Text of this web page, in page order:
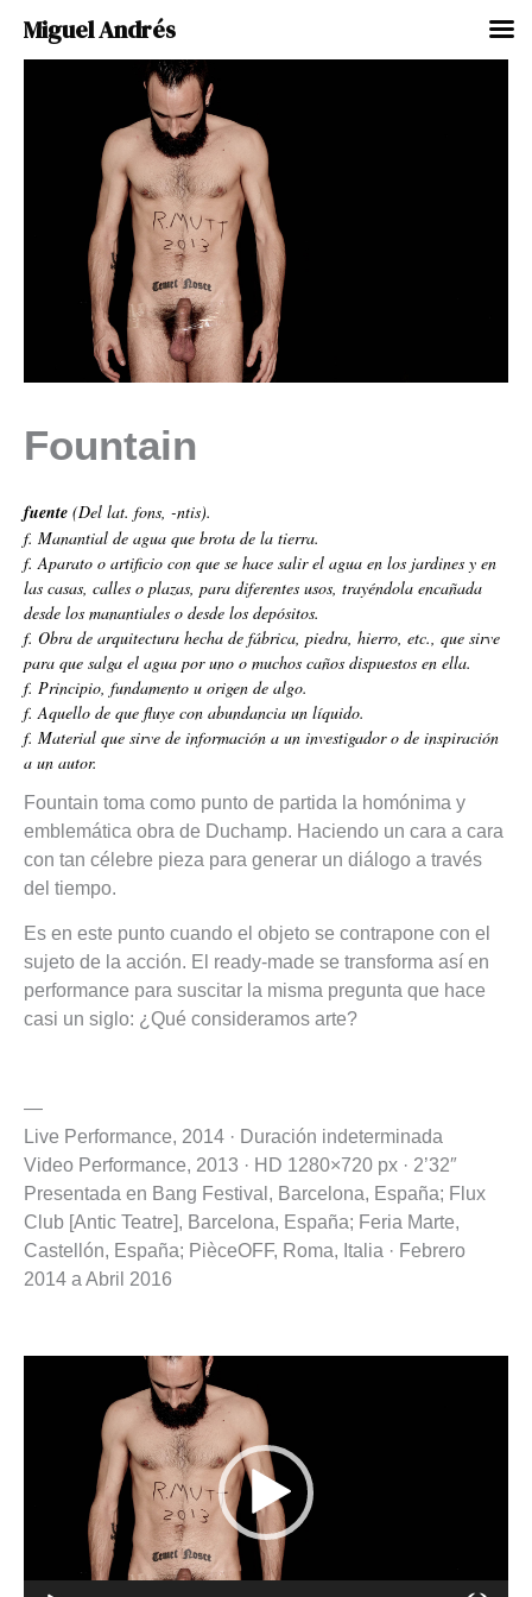
Fountain
fuente (Del lat. fons, -ntis).
f. Manantial de agua que brota de la tierra.
f. Aparato o artificio con que se hace salir el agua en los jardines y en
las casas, calles o plazas, para diferentes usos, trayéndola encañada
desde los manantiales o desde los depósitos.
f. Obra de arquitectura hecha de fábrica, piedra, hierro, etc., que sirve
para que salga el agua por uno o muchos caños dispuestos en ella.
f. Principio, fundamento u origen de algo.
f. Aquello de que fluye con abundancia un líquido.
f. Material que sirve de información a un investigador o de inspiración
a un autor.
Fountain toma como punto de partida la homónima y
emblemática obra de Duchamp. Haciendo un cara a cara
con tan célebre pieza para generar un diálogo a través
del tiempo.
Es en este punto cuando el objeto se contrapone con el
sujeto de la acción. El ready-made se transforma así en
performance para suscitar la misma pregunta que hace
casi un siglo: ¿Qué consideramos arte?
—
Live Performance, 2014 · Duración indeterminada
Video Performance, 2013 · HD 1280×720 px · 2’32″
Presentada en Bang Festival, Barcelona, España; Flux
Club [Antic Teatre], Barcelona, España; Feria Marte,
Castellón, España; PièceOFF, Roma, Italia · Febrero
2014 a Abril 2016
Miguel Andrés